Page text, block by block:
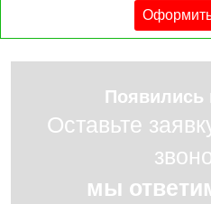
Появились
Оставьте
мы